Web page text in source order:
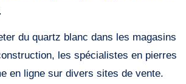
du quartz blanc dans les magasins
les spécialistes en pierres
en ligne sur divers sites de vente.